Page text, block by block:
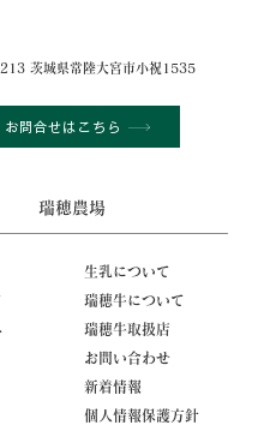
茨城県常陸大宮市小祝1535
お問合せはこちら
瑞穂農場
生乳について
瑞穂牛について
瑞穂牛取扱店
お問い合わせ
新着情報
個人情報保護方針